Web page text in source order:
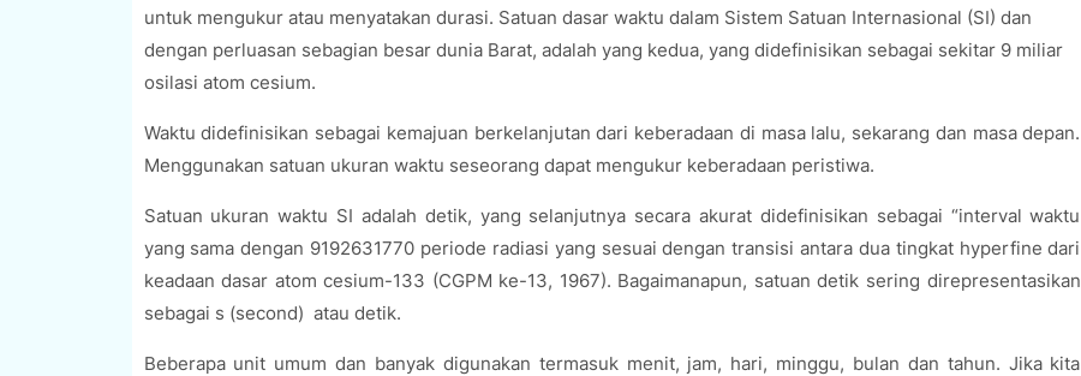
untuk mengukur atau menyatakan durasi. Satuan dasar waktu dalam Sistem Satuan Internasional (SI) dan
dengan perluasan sebagian besar dunia Barat, adalah yang kedua, yang didefinisikan sebagai sekitar 9 miliar
osilasi atom cesium.
Waktu didefinisikan sebagai kemajuan berkelanjutan dari keberadaan di masa lalu, sekarang dan masa depan.
Menggunakan satuan ukuran waktu seseorang dapat mengukur keberadaan peristiwa.
Satuan ukuran waktu SI adalah detik, yang selanjutnya secara akurat didefinisikan sebagai “interval waktu
yang sama dengan 9192631770 periode radiasi yang sesuai dengan transisi antara dua tingkat hyperfine dari
keadaan dasar atom cesium-133 (CGPM ke-13, 1967). Bagaimanapun, satuan detik sering direpresentasikan
sebagai s (second) atau detik.
Beberapa unit umum dan banyak digunakan termasuk menit, jam, hari, minggu, bulan dan tahun. Jika kita